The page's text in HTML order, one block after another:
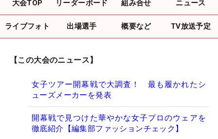
大会TOP リーダーボード 組み合せ ニュース
ライブフォト 出場選手 概要など TV放送予定
【この大会のニュース】
女子ツアー開幕戦で大調査！ 最も履かれたシ
ューズメーカーを発表
開幕戦で見つけた華やかな女子プロのウェアを
徹底紹介【編集部ファッションチェック】